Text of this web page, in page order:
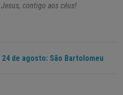
contigo aos céus!
24 de agosto: São Bartolomeu